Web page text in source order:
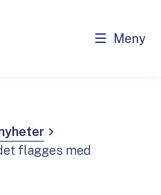
Meny
flagges med